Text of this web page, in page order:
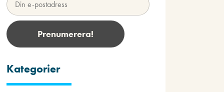
Kategorier